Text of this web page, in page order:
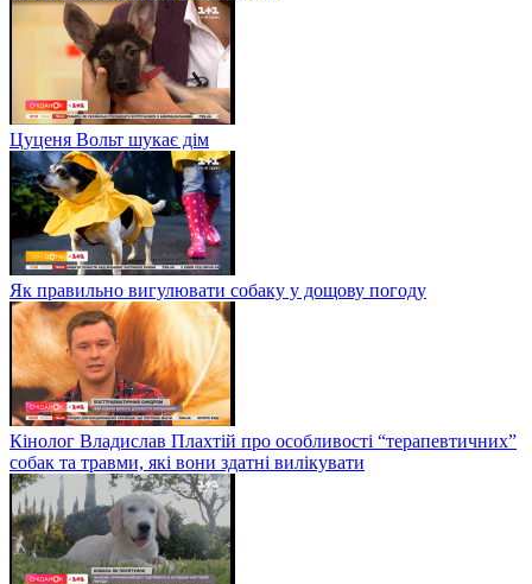
Цуценя Вольт шукає дім
Як правильно вигулювати собаку у дощову погоду
Кінолог Владислав Плахтій про особливості “терапевтичних”
собак та травми, які вони здатні вилікувати